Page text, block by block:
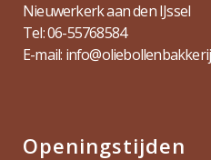
Nieuwerkerk aan den IJssel
Tel: 06-55768584
E-mail:
Openingstijden